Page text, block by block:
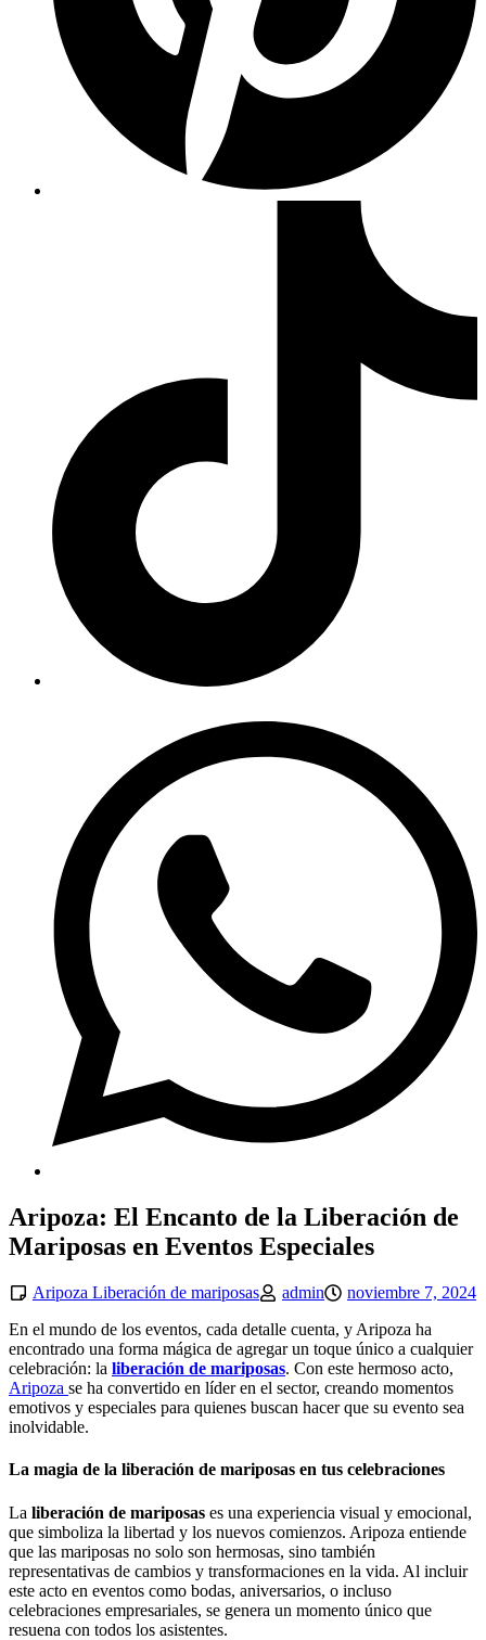
Aripoza: El Encanto de la Liberación de
Mariposas en Eventos Especiales
Aripoza Liberación de mariposas admin
noviembre 7, 2024
En el mundo de los eventos, cada detalle cuenta, y Aripoza ha
encontrado una forma mágica de agregar un toque único a cualquier
celebración: la liberación de mariposas. Con este hermoso acto,
Aripoza se ha convertido en líder en el sector, creando momentos
emotivos y especiales para quienes buscan hacer que su evento sea
inolvidable.
La magia de la liberación de mariposas en tus celebraciones
La liberación de mariposas es una experiencia visual y emocional,
que simboliza la libertad y los nuevos comienzos. Aripoza entiende
que las mariposas no solo son hermosas, sino también
representativas de cambios y transformaciones en la vida. Al incluir
este acto en eventos como bodas, aniversarios, o incluso
celebraciones empresariales, se genera un momento único que
resuena con todos los asistentes.